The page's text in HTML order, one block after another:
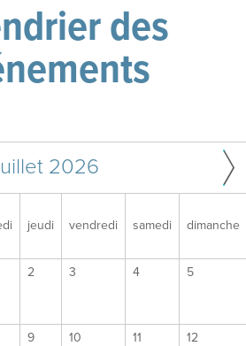
des
2026
jeudi vendredi samedi dimanche
2 3 4 5
9 10 11 12